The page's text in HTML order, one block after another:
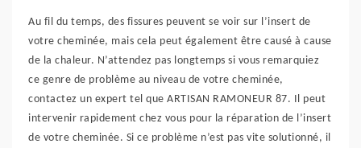
Au fil du temps, des fissures peuvent se voir sur l’insert de
votre cheminée, mais cela peut également être causé à cause
de la chaleur. N’attendez pas longtemps si vous remarquiez
ce genre de problème au niveau de votre cheminée,
contactez un expert tel que ARTISAN RAMONEUR 87. Il peut
intervenir rapidement chez vous pour la réparation de l’insert
de votre cheminée. Si ce problème n’est pas vite solutionné, il